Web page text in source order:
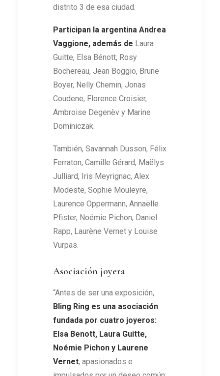
distrito 3 de esa ciudad.
Participan la argentina Andrea
Vaggione, además de Laura
Guitte, Elsa Bénott, Rosy
Bochereau, Jean Boggio, Brune
Boyer, Nelly Chemin, Jonas
Coudene, Florence Croisier,
Ambroise Degenèv y Marine
Dominiczak.
También, Savannah Dusson, Félix
Ferraton, Camille Gérard, Maëlys
Julliard, Iris Meyrignac, Alex
Modeste, Sophie Mouleyre,
Laurence Oppermann, Annaëlle
Pfister, Noémie Pichon, Daniel
Rapp, Laurène Vernet y Louise
Vurpas.
Asociación joyera
“Antes de ser una exposición,
Bling Ring es una asociación
fundada por cuatro joyeros:
Elsa Benott, Laura Guitte,
Noémie Pichon y Laurene
Vernet, apasionados e